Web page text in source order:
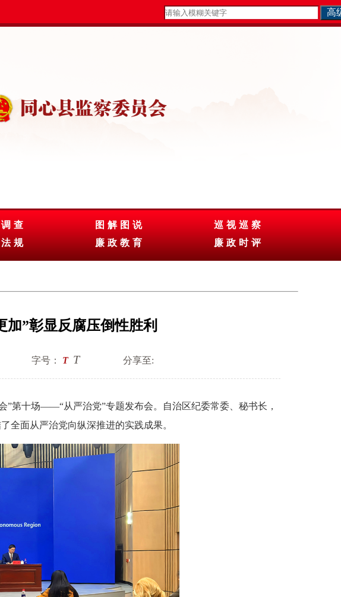
查
规
图解图说
廉政教育
巡视巡察
廉政时评
加”彰显反腐压倒性胜利
字号： T T 分享至:
第十场——“从严治党”专题发布会。自治区纪委常委、秘书长，
全面从严治党向纵深推进的实践成果。